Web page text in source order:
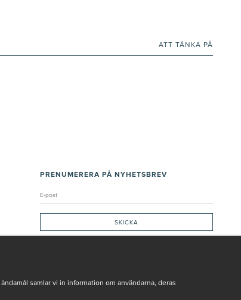
ATT TÄNKA PÅ
PRENUMERERA PÅ NYHETSBREV
samlar vi in information om användarna, deras